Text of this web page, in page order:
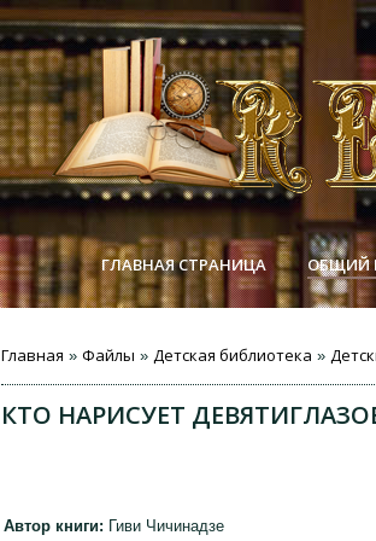
ГЛАВНАЯ СТРАНИЦА ОБЩИЙ
Главная » Файлы » Детская библиотека »
КТО НАРИСУЕТ
Автор книги: Гиви Чичинадзе